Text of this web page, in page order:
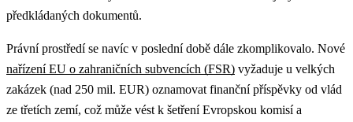
předkládaných dokumentů.
Právní prostředí se navíc v poslední době dále zkomplikovalo. Nové
nařízení EU o zahraničních subvencích (FSR) vyžaduje u velkých
zakázek (nad 250 mil. EUR) oznamovat finanční příspěvky od vlád
ze třetích zemí, což může vést k šetření Evropskou komisí a